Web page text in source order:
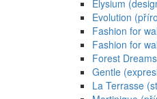
Elysium
Evolution
Fashion for
Fashion for
Forest
Gentle
La Terrasse